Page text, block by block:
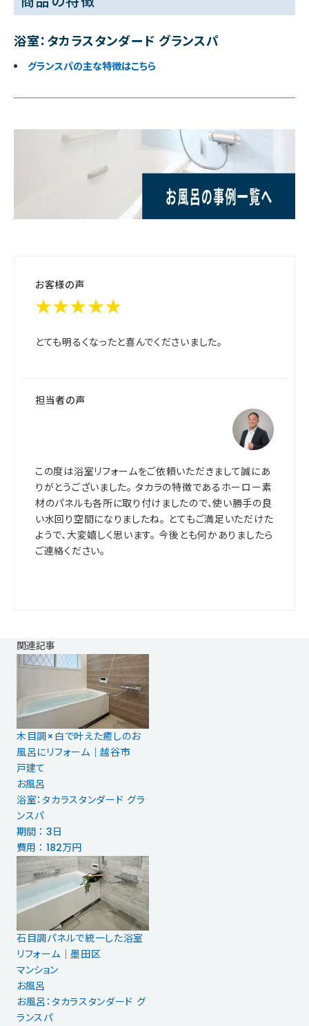
浴室：タカラスタンダード グランスパ
グランスパの主な特徴はこちら
お客様の声
★★★★★
とても明るくなったと喜んでくださいました。
担当者の声
この度は浴室リフォームをご依頼いただきまして誠にあ
りがとうございました。 タカラの特徴であるホーロー素
材のパネルも各所に取り付けましたので、使い勝手の良
い水回り空間になりましたね。 とてもご満足いただけた
ようで、大変嬉しく思います。 今後とも何かありましたら
ご連絡ください。
関連記事
木目調×白で叶えた癒しのお
風呂にリフォーム｜越谷市
戸建て
お風呂
浴室：タカラスタンダード グラ
ンスパ
期間 ： 3日
費用 ： 182万円
石目調パネルで統一した浴室
リフォーム｜墨田区
マンション
お風呂
お風呂：タカラスタンダード グ
ランスパ